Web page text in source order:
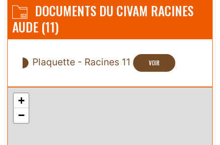
DOCUMENTS DU CIVAM RACINES
AUDE (11)
Plaquette - Racines 11 VOIR
+
−